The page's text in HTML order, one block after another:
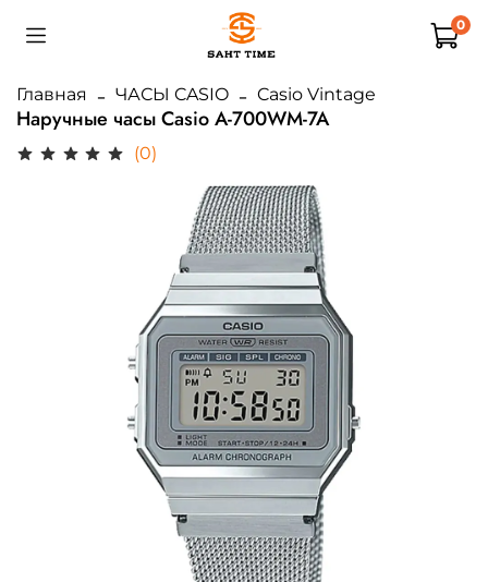
0
Главная ЧАСЫ CASIO Casio Vintage
Наручные часы Casio A-700WM-7A
(0)